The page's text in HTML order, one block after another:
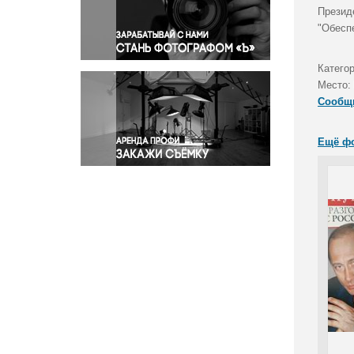
Правосудие
Происшествия и конфликты
Религия
Светская жизнь
Спорт
Экология
Экономика и бизнес
Место:
Ещё